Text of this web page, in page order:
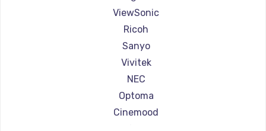
ViewSonic
Ricoh
Sanyo
Vivitek
NEC
Optoma
Cinemood